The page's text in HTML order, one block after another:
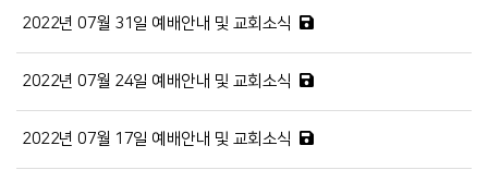
2022년 07월 31일 예배안내 및 교회소식
2022년 07월 24일 예배안내 및 교회소식
2022년 07월 17일 예배안내 및 교회소식